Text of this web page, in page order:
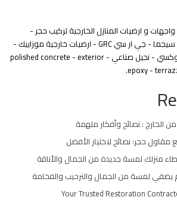
و ارضيات المنازل الخارجية تركيب حجر -
موزاييك خارجي - واجهات سيجما - جي ار سي GRC - ارضيات خارجية موزاييك -
بلاط متداخل ، انترلوك - ايبوكسي - نجيل صناعي - polished concrete - exterior
epoxy -
الخارج : نصائح وأفكار ملهمة
حجر: نصائح لاختيار الأفضل
منزلك لمسة جديدة من الجمال والأناقة
يضفي لمسة من الجمال والترحيب والفخامة
Your Trusted Restoration